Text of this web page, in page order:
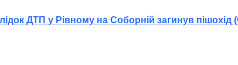
ДТП у Рівному на Соборній загинув